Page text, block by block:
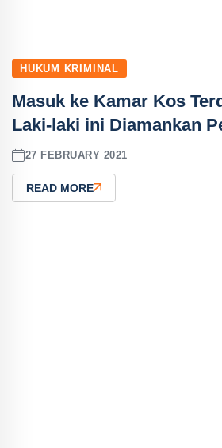
HUKUM KRIMINAL
Masuk ke Kamar Kos
Laki-laki ini Diamankan
27 FEBRUARY 2021
READ MORE